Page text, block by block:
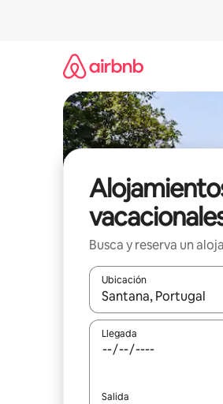
Busca y reserva un
Ubicación
Cuando los resultados
Llegada
Salida